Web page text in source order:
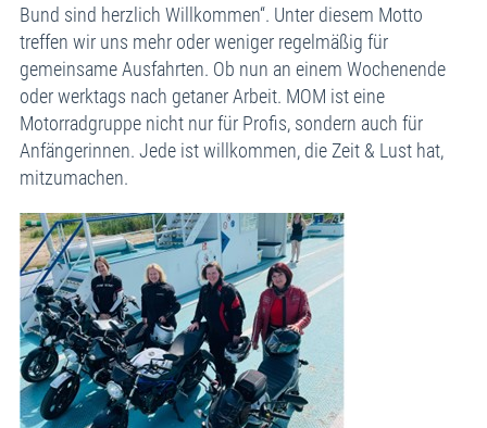
Bund sind herzlich Willkommen“. Unter diesem Motto
treffen wir uns mehr oder weniger regelmäßig für
gemeinsame Ausfahrten. Ob nun an einem Wochenende
oder werktags nach getaner Arbeit. MOM ist eine
Motorradgruppe nicht nur für Profis, sondern auch für
Anfängerinnen. Jede ist willkommen, die Zeit & Lust hat,
mitzumachen.